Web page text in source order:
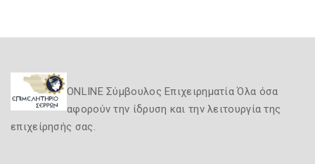
ONLINE Σύμβουλος Επιχειρηματία Όλα όσα
αφορούν την ίδρυση και την λειτουργία της
επιχείρησής σας.